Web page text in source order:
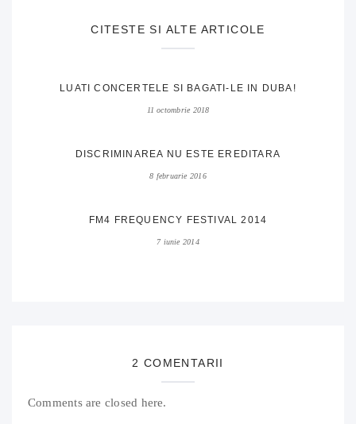
CITESTE SI ALTE ARTICOLE
LUATI CONCERTELE SI BAGATI-LE IN DUBA!
11 octombrie 2018
DISCRIMINAREA NU ESTE EREDITARA
8 februarie 2016
FM4 FREQUENCY FESTIVAL 2014
7 iunie 2014
2 COMENTARII
Comments are closed here.